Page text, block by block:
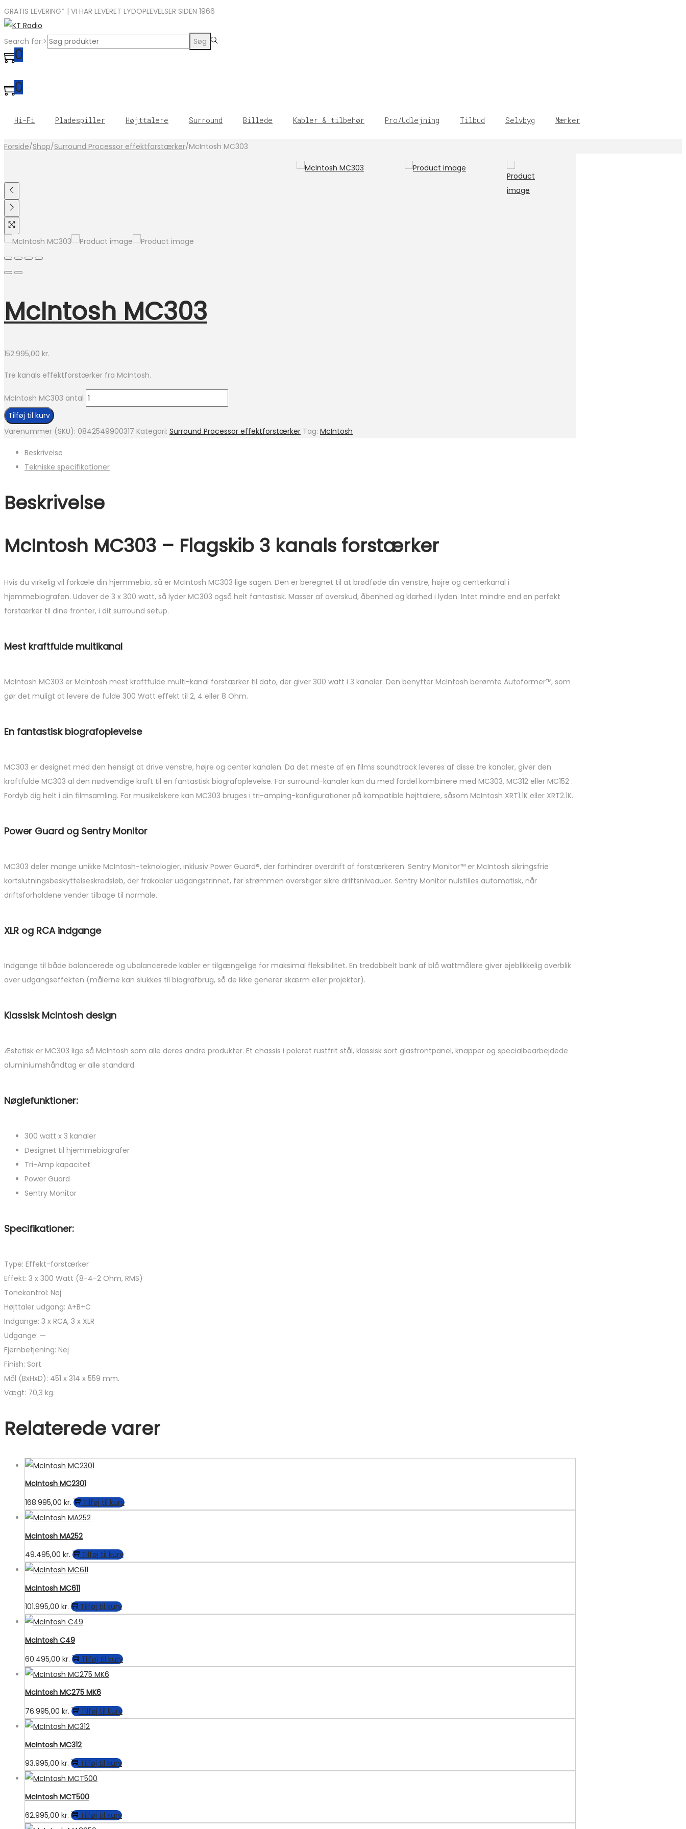
GRATIS LEVERING* | VI HAR LEVERET LYDOPLEVELSER SIDEN 1966
Search for:> Søg
0
0
Hi-Fi Pladespiller Højttalere Surround Billede Kabler & tilbehør Pro/Udlejning Tilbud Selvbyg Mærker
Forside/Shop/Surround Processor effektforstærker/McIntosh MC303
McIntosh MC303
152.995,00 kr.
Tre kanals effektforstærker fra McIntosh.
McIntosh MC303 antal
Tilføj til kurv
Varenummer (SKU): 0842549900317 Kategori: Surround Processor effektforstærker Tag: McIntosh
Beskrivelse
Tekniske specifikationer
Beskrivelse
McIntosh MC303 – Flagskib 3 kanals forstærker
Hvis du virkelig vil forkæle din hjemmebio, så er McIntosh MC303 lige sagen. Den er beregnet til at brødføde din venstre, højre og centerkanal i
hjemmebiografen. Udover de 3 x 300 watt, så lyder MC303 også helt fantastisk. Masser af overskud, åbenhed og klarhed i lyden. Intet mindre end en perfekt
forstærker til dine fronter, i dit surround setup.
Mest kraftfulde multikanal
McIntosh MC303 er McIntosh mest kraftfulde multi-kanal forstærker til dato, der giver 300 watt i 3 kanaler. Den benytter McIntosh berømte Autoformer™, som
gør det muligt at levere de fulde 300 Watt effekt til 2, 4 eller 8 Ohm.
En fantastisk biografoplevelse
MC303 er designet med den hensigt at drive venstre, højre og center kanalen. Da det meste af en films soundtrack leveres af disse tre kanaler, giver den
kraftfulde MC303 al den nødvendige kraft til en fantastisk biografoplevelse. For surround-kanaler kan du med fordel kombinere med MC303, MC312 eller MC152 .
Fordyb dig helt i din filmsamling. For musikelskere kan MC303 bruges i tri-amping-konfigurationer på kompatible højttalere, såsom McIntosh XRT1.1K eller XRT2.1K.
Power Guard og Sentry Monitor
MC303 deler mange unikke McIntosh-teknologier, inklusiv Power Guard®, der forhindrer overdrift af forstærkeren. Sentry Monitor™ er McIntosh sikringsfrie
kortslutningsbeskyttelseskredsløb, der frakobler udgangstrinnet, før strømmen overstiger sikre driftsniveauer. Sentry Monitor nulstilles automatisk, når
driftsforholdene vender tilbage til normale.
XLR og RCA indgange
Indgange til både balancerede og ubalancerede kabler er tilgængelige for maksimal fleksibilitet. En tredobbelt bank af blå wattmålere giver øjeblikkelig overblik
over udgangseffekten (målerne kan slukkes til biografbrug, så de ikke generer skærm eller projektor).
Klassisk McIntosh design
Æstetisk er MC303 lige så McIntosh som alle deres andre produkter. Et chassis i poleret rustfrit stål, klassisk sort glasfrontpanel, knapper og specialbearbejdede
aluminiumshåndtag er alle standard.
Nøglefunktioner:
300 watt x 3 kanaler
Designet til hjemmebiografer
Tri-Amp kapacitet
Power Guard
Sentry Monitor
Specifikationer:
Type: Effekt-forstærker
Effekt: 3 x 300 Watt (8-4-2 Ohm, RMS)
Tonekontrol: Nej
Højttaler udgang: A+B+C
Indgange: 3 x RCA, 3 x XLR
Udgange: —
Fjernbetjening: Nej
Finish: Sort
Mål (BxHxD): 451 x 314 x 559 mm.
Vægt: 70,3 kg.
Relaterede varer
McIntosh MC2301
168.995,00 kr. Tilføj til kurv
McIntosh MA252
49.495,00 kr. Tilføj til kurv
McIntosh MC611
101.995,00 kr. Tilføj til kurv
McIntosh C49
60.495,00 kr. Tilføj til kurv
McIntosh MC275 MK6
76.995,00 kr. Tilføj til kurv
McIntosh MC312
93.995,00 kr. Tilføj til kurv
McIntosh MCT500
62.995,00 kr. Tilføj til kurv